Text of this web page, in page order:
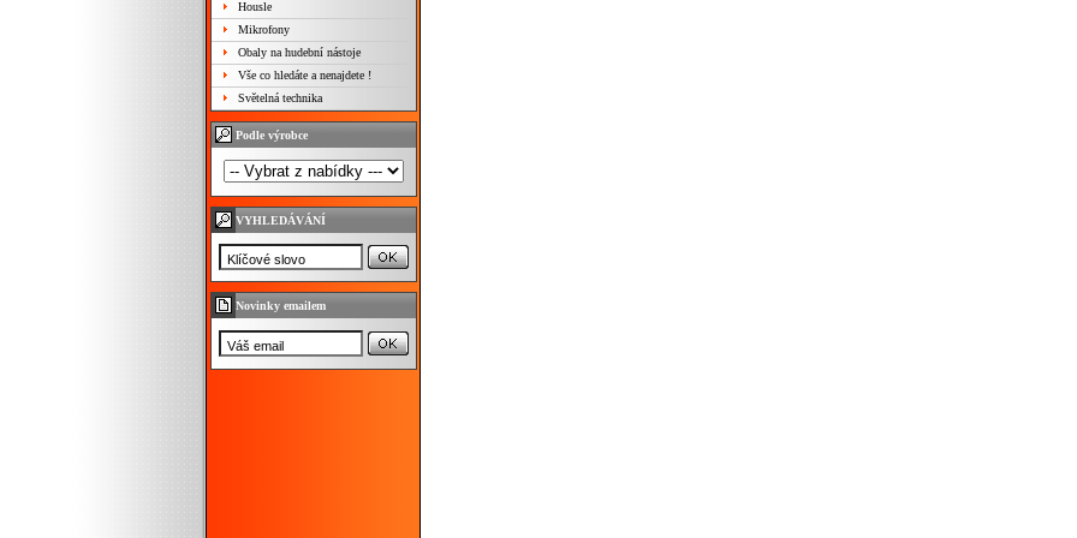
Housle
Mikrofony
Obaly na hudební nástoje
Vše co hledáte a nenajdete !
Světelná technika
Podle výrobce
VYHLEDÁVÁNÍ
Novinky emailem